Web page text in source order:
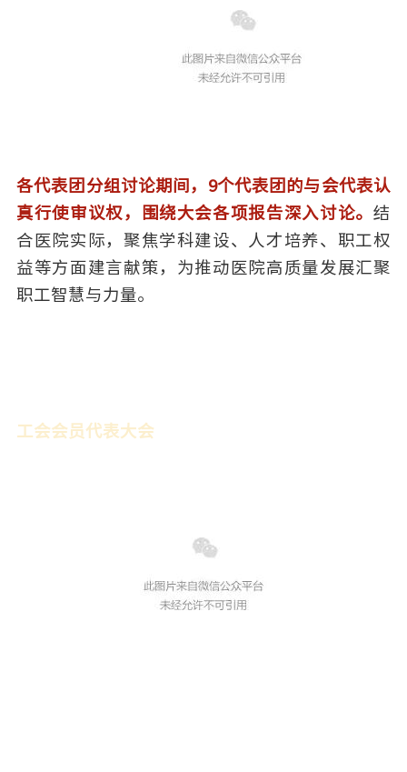
各代表团分组讨论期间，9个代表团的与会代表认
真行使审议权，围绕大会各项报告深入讨论。结
合医院实际，聚焦学科建设、人才培养、职工权
益等方面建言献策，为推动医院高质量发展汇聚
职工智慧与力量。
工会会员代表大会